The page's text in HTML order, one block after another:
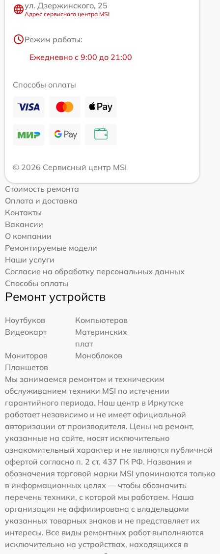
ул. Дзержинского, 25
Адрес сервисного центра MSI
Режим работы:
Ежедневно с 9:00 до 21:00
Способы оплаты
© 2026 Сервисный центр MSI
Стоимость ремонта
Оплата и доставка
Контакты
Вакансии
О компании
Ремонтируемые модели
Наши услуги
Согласие на обработку персональных данных
Способы оплаты
Ремонт устройств
Ноутбуков
Компьютеров
Видеокарт
Материнских
плат
Мониторов
Моноблоков
Планшетов
Мы занимаемся ремонтом и техническим
обслуживанием техники MSI по истечении
гарантийного периода. Наш центр в Иркутске
работает независимо и не имеет официальной
авторизации от производителя. Цены на ремонт,
указанные на сайте, носят исключительно
ознакомительный характер и не являются публичной
офертой согласно п. 2 ст. 437 ГК РФ. Названия и
обозначения торговой марки MSI упоминаются только
в информационных целях — чтобы обозначить
перечень техники, с которой мы работаем. Наша
организация не аффилирована с владельцами
указанных товарных знаков и не представляет их
интересы. Все виды ремонтных работ выполняются
исключительно на устройствах, находящихся в